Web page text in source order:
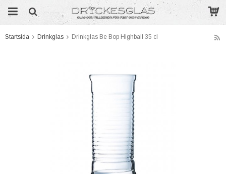
Startsida Drinkglas Drinkglas Be Bop Highball 35 cl